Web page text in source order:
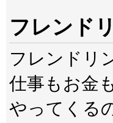
フレンド
フレンドリ
仕事もお金
やってくる